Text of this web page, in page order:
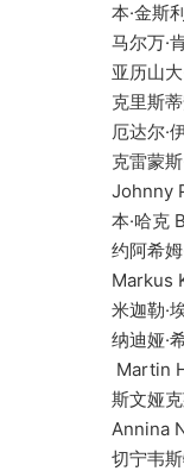
本·金斯利
马尔万·肯扎
亚历山大·约瓦
克里斯蒂安·
厄达尔·伊迪
克雷蒙斯·施
Johnny
本·哈克
约阿希姆·克
Markus
米迦勒·埃普
纳迪娅·希尔
Martin
斯文娅克莱菲
Annina
切宁韦斯特